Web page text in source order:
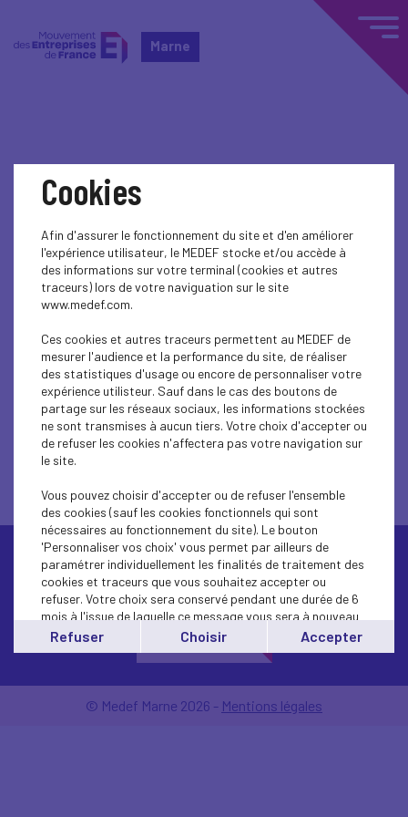
Marne
Événements nationaux
MEDEF LIFE
SOCIAL
Contactez-nous
© Medef Marne 2026 - Mentions légales
Cookies
Afin d'assurer le fonctionnement du site et d'en améliorer
l'expérience utilisateur, le MEDEF stocke et/ou accède à
des informations sur votre terminal (cookies et autres
traceurs) lors de votre naviguation sur le site
www.medef.com.
Ces cookies et autres traceurs permettent au MEDEF de
mesurer l'audience et la performance du site, de réaliser
des statistiques d'usage ou encore de personnaliser votre
expérience utilisteur. Sauf dans le cas des boutons de
partage sur les réseaux sociaux, les informations stockées
ne sont transmises à aucun tiers. Votre choix d'accepter ou
de refuser les cookies n'affectera pas votre navigation sur
le site.
Vous pouvez choisir d'accepter ou de refuser l'ensemble
des cookies (sauf les cookies fonctionnels qui sont
nécessaires au fonctionnement du site). Le bouton
'Personnaliser vos choix' vous permet par ailleurs de
paramétrer individuellement les finalités de traitement des
cookies et traceurs que vous souhaitez accepter ou
refuser. Votre choix sera conservé pendant une durée de 6
mois à l'issue de laquelle ce message vous sera à nouveau
affiché..
Vous pouvez modifier votre choix à tout moment en
cliquant sur le lien'cookies'en bas de page.
Refuser Choisir Accepter